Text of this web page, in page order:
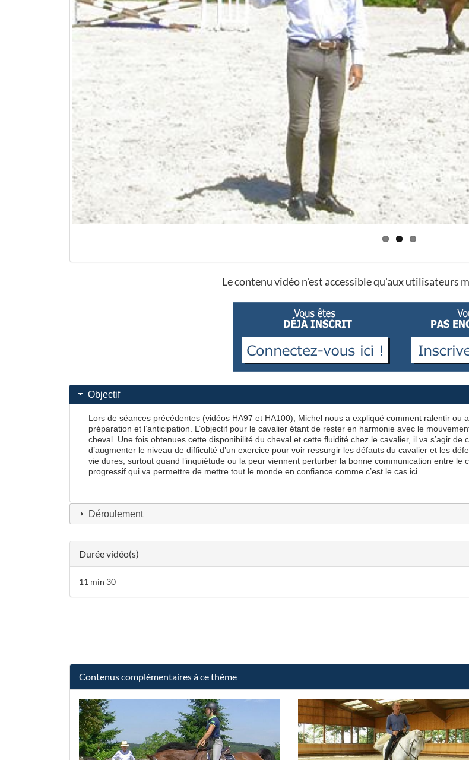
Le contenu vidéo n'est accessible qu'aux utilisateurs
Objectif
Lors de séances précédentes (vidéos HA97 et HA100), Michel nous a expliqué comment ralentir ou
préparation et l’anticipation. L’objectif pour le cavalier étant de rester en harmonie avec le
cheval. Une fois obtenues cette disponibilité du cheval et cette fluidité chez le cavalier, il va s’agir de
d’augmenter le niveau de difficulté d’un exercice pour voir ressurgir les défauts du cavalier et les
vie dures, surtout quand l’inquiétude ou la peur viennent perturber la bonne communication entre le
progressif qui va permettre de mettre tout le monde en confiance comme c’est le cas ici.
Déroulement
Durée vidéo(s)
11 min 30
Contenus complémentaires à ce thème